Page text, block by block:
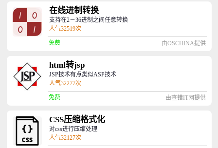
在线进制转换
支持在2－36进制之间任意转换
人气32519次
免费 由OSCHINA提供
html转jsp
JSP技术有点类似ASP技术
人气32277次
免费 由查错IT网提供
CSS压缩格式化
对css进行压缩处理
人气32127次